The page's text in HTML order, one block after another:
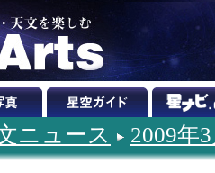
ニュース 2009年